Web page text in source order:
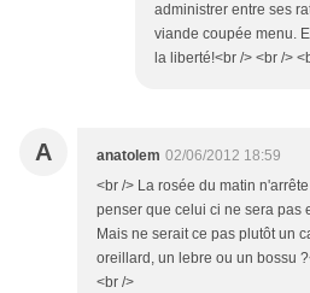
administrer entre ses
viande coupée menu.
la liberté!<br /> <br />
A anatolem 02/06/2012 18:59
<br /> La rosée du matin
penser que celui ci ne sera pas
Mais ne serait ce pas plutôt un
oreillard, un lebre ou un bossu
<br />